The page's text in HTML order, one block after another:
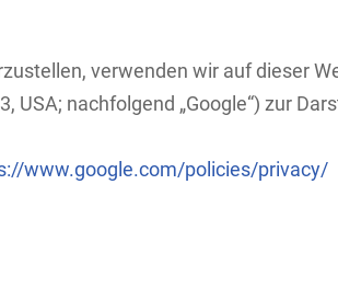
verwenden wir auf dieser
USA; nachfolgend „Google“) zur
www.google.com/policies/privacy/